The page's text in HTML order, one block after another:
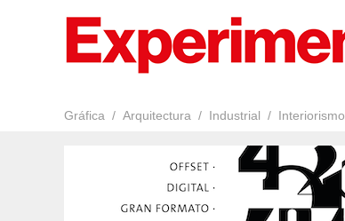
Gráfica Arquitectura Industrial Interiorismo